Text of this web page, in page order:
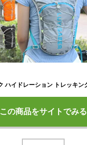
この商品をサイトでみる